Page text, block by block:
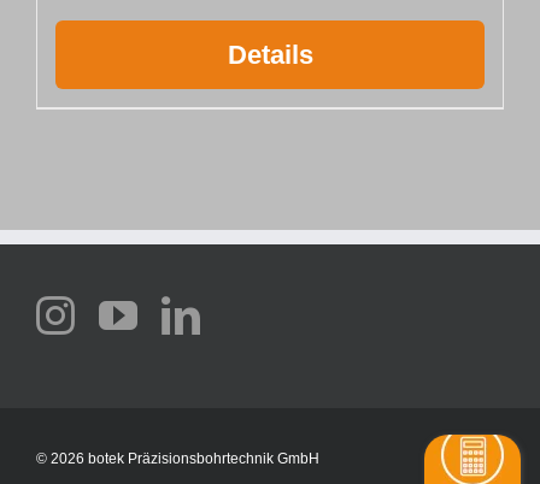
Details
© 2026 botek Präzisionsbohrtechnik GmbH